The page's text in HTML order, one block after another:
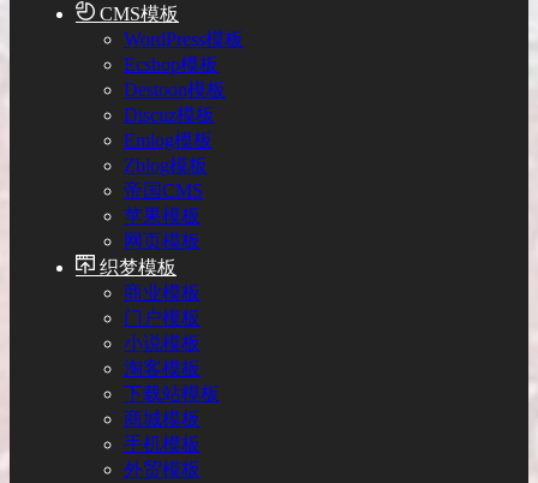
CMS模板
WordPress模板
Ecshop模板
Destoon模板
Discuz模板
Emlog模板
Zblog模板
帝国CMS
苹果模板
网页模板
织梦模板
商业模板
门户模板
小说模板
淘客模板
下载站模板
商城模板
手机模板
外贸模板